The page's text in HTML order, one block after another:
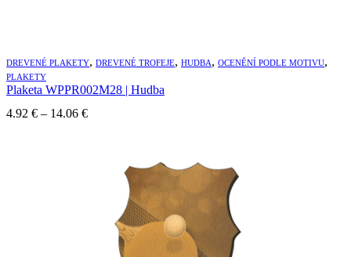
DREVENÉ PLAKETY, DREVENÉ TROFEJE, HUDBA, OCENĚNÍ PODLE MOTIVU,
PLAKETY
Plaketa WPPR002M28 | Hudba
4.92 € – 14.06 €Price